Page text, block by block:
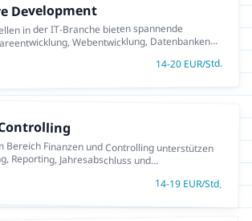
Development
in der IT-Branche bieten spannende
Webentwicklung, Datenbanken
Studierende, die praktische Erfahrung in
14-20 EUR/Std.
Bereich Finanzen und Controlling unterstützen
Reporting, Jahresabschluss und
Ideal für BWL- und VWL-Studierende mit
14-19 EUR/Std.